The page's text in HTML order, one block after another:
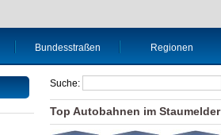
Bundesstraßen Regionen
Suche:
Top Autobahnen im Staumelder